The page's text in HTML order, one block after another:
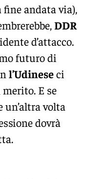
fine andata via),
DDR
d’attacco.
futuro di
l’Udineseci
E se
un’altra volta
dovrà